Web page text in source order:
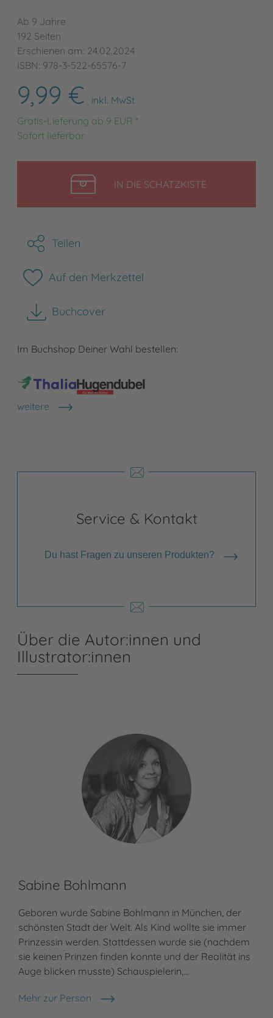
Ab 9 Jahre
192 Seiten
Erschienen am: 24.02.2024
ISBN: 978-3-522-65576-7
9,99 €
inkl. MwSt
Gratis-Lieferung ab 9 EUR *
Sofort lieferbar
IN DIE SCHATZKISTELEGEN
Teilen
Auf den Merkzettel
Buchcover
herunterladen
Im Buchshop Deiner Wahl bestellen:
weitere
Shops anzeigen
Service & Kontakt
Du hast Fragen zu unseren Produkten?
Über die Autor:innen und
Illustrator:innen
Sabine Bohlmann
Geboren wurde Sabine Bohlmann in München, der
schönsten Stadt der Welt. Als Kind wollte sie immer
Prinzessin werden. Stattdessen wurde sie (nachdem
sie keinen Prinzen finden konnte und der Realität ins
Auge blicken musste) Schauspielerin,…
Mehr zur Person
Sabine Bohlmann